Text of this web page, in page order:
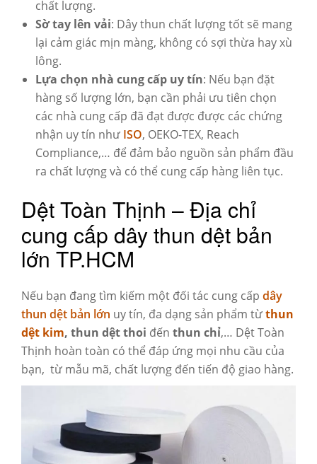
chất lượng.
Sờ tay lên vải: Dây thun chất lượng tốt sẽ mang
lại cảm giác mịn màng, không có sợi thừa hay xù
lông.
Lựa chọn nhà cung cấp uy tín: Nếu bạn đặt
hàng số lượng lớn, bạn cần phải ưu tiên chọn
các nhà cung cấp đã đạt được được các chứng
nhận uy tín như ISO, OEKO-TEX, Reach
Compliance,… để đảm bảo nguồn sản phẩm đầu
ra chất lượng và có thể cung cấp hàng liên tục.
Dệt Toàn Thịnh – Địa chỉ
cung cấp dây thun dệt bản
lớn TP.HCM
Nếu bạn đang tìm kiếm một đối tác cung cấp dây
thun dệt bản lớn uy tín, đa dạng sản phẩm từthun
dệt kim, thun dệt thoi đến thun chỉ,… Dệt Toàn
Thịnh hoàn toàn có thể đáp ứng mọi nhu cầu của
bạn, từ mẫu mã, chất lượng đến tiến độ giao hàng.